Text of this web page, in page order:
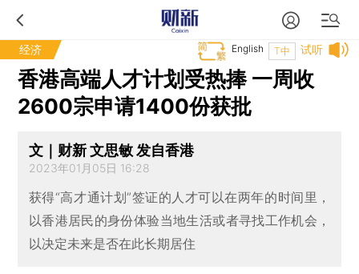
经济 试听
T中
English
香港高端人才计划受热捧 一周收
2600宗申请1400份获批
文｜财新 文思敏 发自香港
2023年01月05日 16:28
获得“高才通计划”签证的人才可以在两年的时间里，
以香港居民的身份体验当地生活或者寻找工作机会，
以决定未来是否在此长期居住